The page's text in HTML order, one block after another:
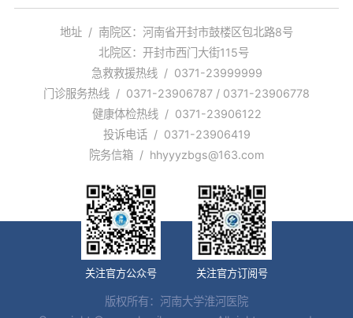
地址 / 南院区：河南省开封市鼓楼区包北路8号
北院区：开封市西门大街115号
急救救援热线 / 0371-23999999
门诊服务热线 / 0371-23906787 / 0371-23906778
健康体检热线 / 0371-23906122
投诉电话 / 0371-23906419
院务信箱 / hhyyyzbgs@163.com
关注官方公众号 关注官方订阅号
版权所有：河南大学淮河医院